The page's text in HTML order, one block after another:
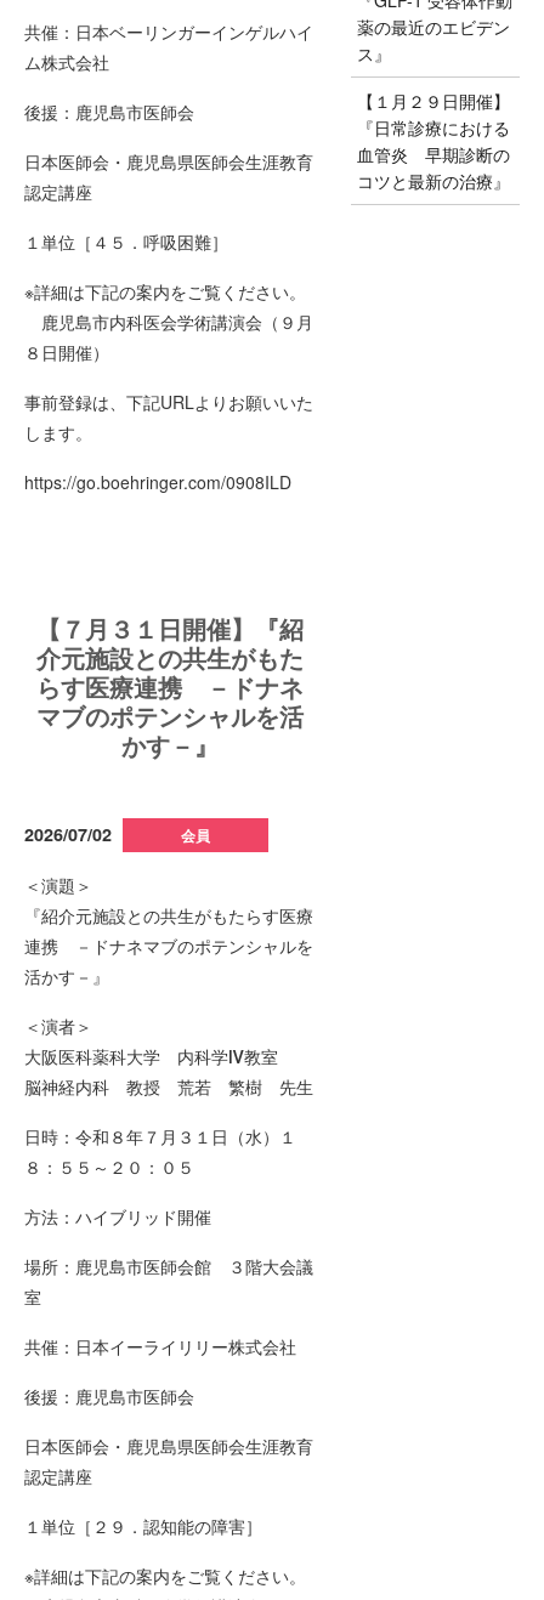
共催：日本ベーリンガーインゲルハイ
ム株式会社
後援：鹿児島市医師会
日本医師会・鹿児島県医師会生涯教育
認定講座
１単位［４５．呼吸困難］
※詳細は下記の案内をご覧ください。
鹿児島市内科医会学術講演会（９月
８日開催）
事前登録は、下記URLよりお願いいた
します。
https://go.boehringer.com/0908ILD
【７月３１日開催】『紹
介元施設との共生がもた
らす医療連携 －ドナネ
マブのポテンシャルを活
かす－』
2026/07/02 会員
＜演題＞
『紹介元施設との共生がもたらす医療
連携 －ドナネマブのポテンシャルを
活かす－』
＜演者＞
大阪医科薬科大学 内科学Ⅳ教室
脳神経内科 教授 荒若 繁樹 先生
日時：令和８年７月３１日（水）１
８：５５～２０：０５
方法：ハイブリッド開催
場所：鹿児島市医師会館 ３階大会議
室
共催：日本イーライリリー株式会社
後援：鹿児島市医師会
日本医師会・鹿児島県医師会生涯教育
認定講座
１単位［２９．認知能の障害］
※詳細は下記の案内をご覧ください。
薬の最近のエビデン
ス』
【１月２９日開催】
『日常診療における
血管炎 早期診断の
コツと最新の治療』